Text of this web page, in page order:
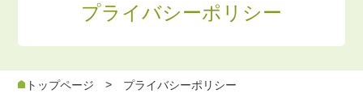
プライバシーポリシー
トップページ > プライバシーポリシー